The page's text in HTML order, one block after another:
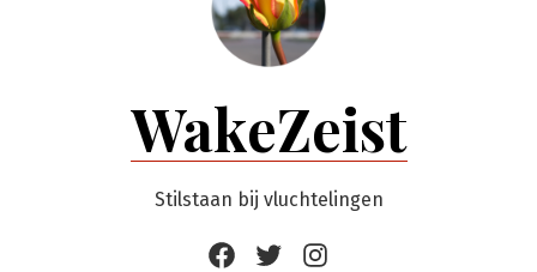
WakeZeist
Stilstaan bij vluchtelingen
FacebookTwitterInstagram